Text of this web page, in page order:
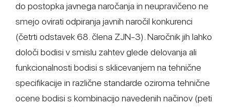
do postopka javnega naročanja in neupravičeno ne
smejo ovirati odpiranja javnih naročil konkurenci
(četrti odstavek 68. člena ZJN-3). Naročnik jih lahko
določi bodisi v smislu zahtev glede delovanja ali
funkcionalnosti bodisi s sklicevanjem na tehnične
specifikacije in različne standarde oziroma tehnične
ocene bodisi s kombinacijo navedenih načinov (peti